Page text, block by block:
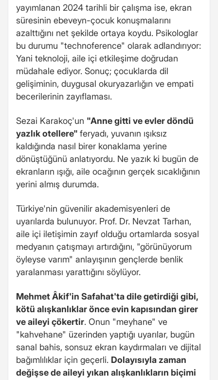
yayımlanan 2024 tarihli bir çalışma ise, ekran
süresinin ebeveyn-çocuk konuşmalarını
azalttığını net şekilde ortaya koydu. Psikologlar
bu durumu "technoference" olarak adlandırıyor:
Yani teknoloji, aile içi etkileşime doğrudan
müdahale ediyor. Sonuç; çocuklarda dil
gelişiminin, duygusal okuryazarlığın ve empati
becerilerinin zayıflaması.
Sezai Karakoç'un "Anne gitti ve evler döndü
yazlık otellere" feryadı, yuvanın ışıksız
kaldığında nasıl birer konaklama yerine
dönüştüğünü anlatıyordu. Ne yazık ki bugün de
ekranların ışığı, aile ocağının gerçek sıcaklığının
yerini almış durumda.
Türkiye'nin güvenilir akademisyenleri de
uyarılarda bulunuyor. Prof. Dr. Nevzat Tarhan,
aile içi iletişimin zayıf olduğu ortamlarda sosyal
medyanın çatışmayı artırdığını, "görünüyorum
öyleyse varım" anlayışının gençlerde benlik
yaralanması yarattığını söylüyor.
Mehmet Âkif'in Safahat'ta dile getirdiği gibi,
kötü alışkanlıklar önce evin kapısından girer
ve aileyi çökertir. Onun "meyhane" ve
"kahvehane" üzerinden yaptığı uyarılar, bugün
sanal bahis, sonsuz ekran kaydırmaları ve dijital
bağımlılıklar için geçerli. Dolayısıyla zaman
değişse de aileyi yıkan alışkanlıkların biçimi